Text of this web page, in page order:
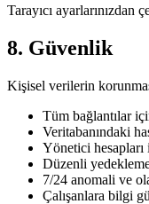
Tarayıcı
8. Güvenlik
Kişisel verilerin
Tüm bağlantılar
Veritabanındaki
Yönetici
Düzenli
7/24 anomali ve
Çalışanlara bilgi